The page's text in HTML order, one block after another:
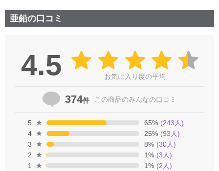
亜鉛の口コミ
4.5 お気に入り度の平均
374件 この商品のみんなの口コミ
5 65% (243 人)
4
25% (93 人)
3
8% (30人)
2
1% (3 人)
1
1% (2 人)